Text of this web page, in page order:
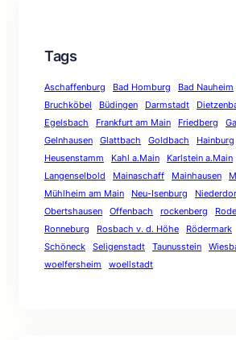
Tags
Aschaffenburg Bad Homburg Bad Nauheim
Bruchköbel
Büdingen Darmstadt
Egelsbach
Frankfurt am Main Friedberg
Gelnhausen
Glattbach Goldbach Hainburg
Heusenstamm
Kahl a.Main Karlstein a.Main
Langenselbold
Mainaschaff Mainhausen
Mühlheim am Main
Neu-Isenburg
Obertshausen
Offenbach rockenberg
Ronneburg
Rosbach v. d. Höhe Rödermark
Schöneck
Seligenstadt Taunusstein
woelfersheim
woellstadt